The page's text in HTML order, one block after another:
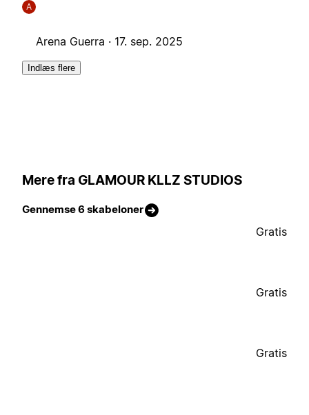
A
Arena Guerra · 17. sep. 2025
Indlæs flere
Mere fra GLAMOUR KLLZ STUDIOS
Gennemse 6 skabeloner
Gratis
Gratis
Gratis